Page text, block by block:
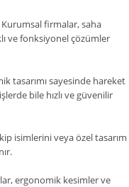
firmalar, saha
ve fonksiyonel çözümler
tasarımı sayesinde hareket
bile hızlı ve güvenilir
isimlerini veya özel tasarım
ergonomik kesimler ve